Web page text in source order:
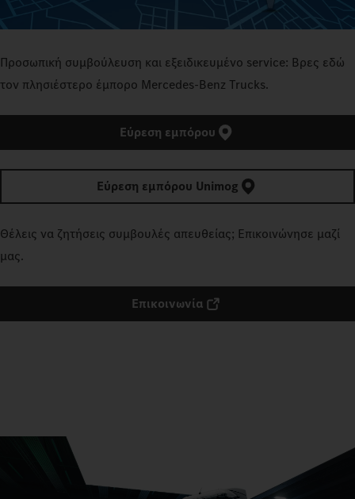
Προσωπική συμβούλευση και εξειδικευμένο service: Βρες εδώ
τον πλησιέστερο έμπορο Mercedes‑Benz Trucks.
Εύρεση εμπόρου
Εύρεση εμπόρου Unimog
Θέλεις να ζητήσεις συμβουλές απευθείας; Επικοινώνησε μαζί
μας.
Επικοινωνία